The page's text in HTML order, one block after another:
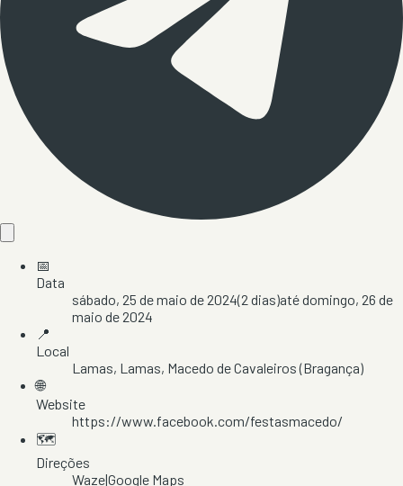
📅
Data
sábado, 25 de maio de 2024(2 dias)atédomingo, 26 de
maio de 2024
📍
Local
Lamas, Lamas, Macedo de Cavaleiros(Bragança)
🌐
Website
https://www.facebook.com/festasmacedo/
🗺️
Direções
Waze|Google Maps